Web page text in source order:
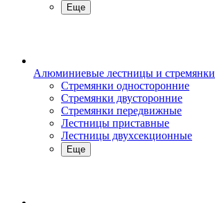
Еще
Алюминиевые лестницы и стремянки
Стремянки односторонние
Стремянки двусторонние
Стремянки передвижные
Лестницы приставные
Лестницы двухсекционные
Еще